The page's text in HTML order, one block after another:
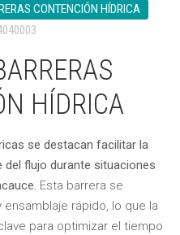
CONTENCIÓN HÍDRICA
HÍDRICA
se destacan facilitar la
flujo durante situaciones
Esta barrera se
rápido, lo que la
para optimizar el tiempo